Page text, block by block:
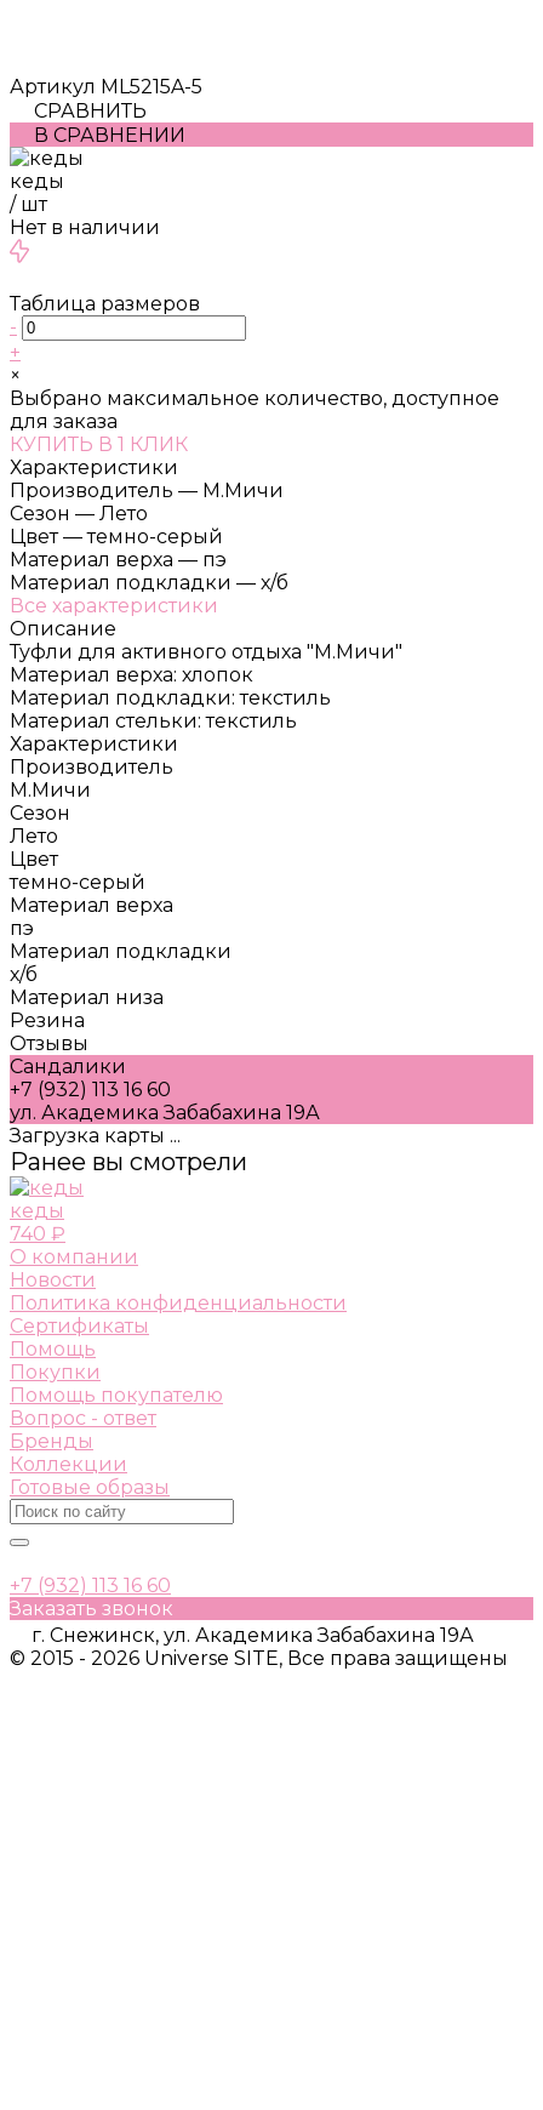
Артикул ML5215A-5
СРАВНИТЬ
В СРАВНЕНИИ
кеды
/ шт
Нет в наличии
Таблица размеров
-
+
×
Выбрано максимальное количество, доступное
для заказа
КУПИТЬ В 1 КЛИК
Характеристики
Производитель — М.Мичи
Сезон — Лето
Цвет — темно-серый
Материал верха — пэ
Материал подкладки — х/б
Все характеристики
Описание
Туфли для активного отдыха "М.Мичи"
Материал верха: хлопок
Материал подкладки: текстиль
Материал стельки: текстиль
Характеристики
Производитель
М.Мичи
Сезон
Лето
Цвет
темно-серый
Материал верха
пэ
Материал подкладки
х/б
Материал низа
Резина
Отзывы
Сандалики
+7 (932) 113 16 60
ул. Академика Забабахина 19А
Загрузка карты ...
Ранее вы смотрели
кеды
740 ₽
О компании
Новости
Политика конфиденциальности
Сертификаты
Помощь
Покупки
Помощь покупателю
Вопрос - ответ
Бренды
Коллекции
Готовые образы
+7 (932) 113 16 60
Заказать звонок
г. Снежинск, ул. Академика Забабахина 19А
© 2015 - 2026 Universe SITE, Все права защищены